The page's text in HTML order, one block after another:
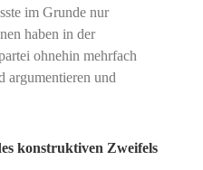
im Grunde nur
haben in der
ohnehin mehrfach
argumentieren und
konstruktiven Zweifels